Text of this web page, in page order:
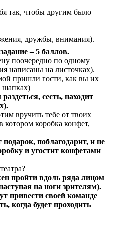
так, чтобы другим было
дружбы, внимания).
– 5 баллов.
поочередно по одному
написаны на листочках).
пришли гости, как вы их
шапках)
сесть, находит
вручить тебе от твоих
котором коробка конфет,
поблагодарит, и не
и угостит конфетами
пройти вдоль ряда лицом
на ноги зрителям).
привести своей команде
когда будет проходить